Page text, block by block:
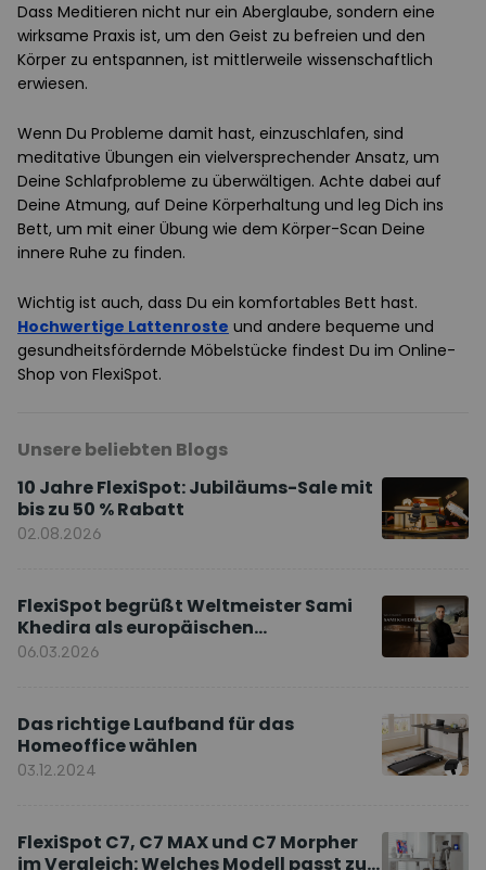
Dass Meditieren nicht nur ein Aberglaube, sondern eine
wirksame Praxis ist, um den Geist zu befreien und den
Körper zu entspannen, ist mittlerweile wissenschaftlich
erwiesen.
Wenn Du Probleme damit hast, einzuschlafen, sind
meditative Übungen ein vielversprechender Ansatz, um
Deine Schlafprobleme zu überwältigen. Achte dabei auf
Deine Atmung, auf Deine Körperhaltung und leg Dich ins
Bett, um mit einer Übung wie dem Körper-Scan Deine
innere Ruhe zu finden.
Wichtig ist auch, dass Du ein komfortables Bett hast.
Hochwertige Lattenroste und andere bequeme und
gesundheitsfördernde Möbelstücke findest Du im Online-
Shop von FlexiSpot.
Unsere beliebten Blogs
10 Jahre FlexiSpot: Jubiläums-Sale mit
bis zu 50 % Rabatt
02.08.2026
FlexiSpot begrüßt Weltmeister Sami
Khedira als europäischen
Markenbotschafter
06.03.2026
Das richtige Laufband für das
Homeoffice wählen
03.12.2024
FlexiSpot C7, C7 MAX und C7 Morpher
im Vergleich: Welches Modell passt zu